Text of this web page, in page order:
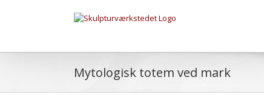
Mytologisk totem ved mark